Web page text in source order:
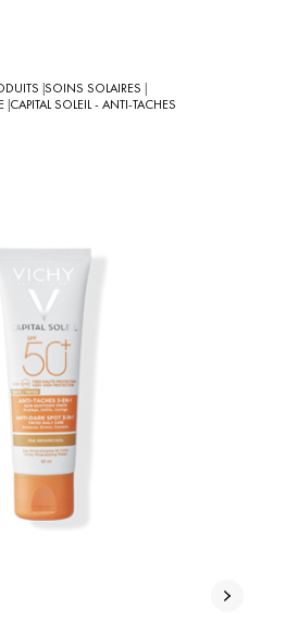
SOINS SOLAIRES
CAPITAL SOLEIL - ANTI-TACHES